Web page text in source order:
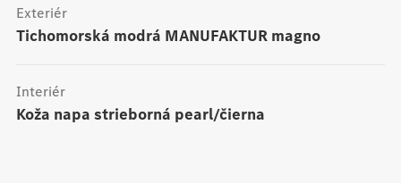
tichomorská modrá MANUFAKTUR magno
Exteriér
Koža napa strieborná pearl/čierna
Interiér